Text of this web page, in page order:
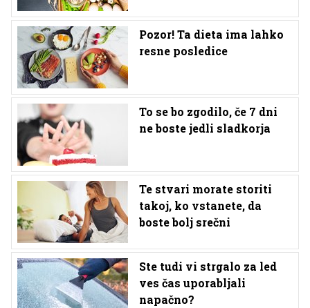
Pozor! Ta dieta ima lahko
resne posledice
To se bo zgodilo, če 7 dni
ne boste jedli sladkorja
Te stvari morate storiti
takoj, ko vstanete, da
boste bolj srečni
Ste tudi vi strgalo za led
ves čas uporabljali
napačno?